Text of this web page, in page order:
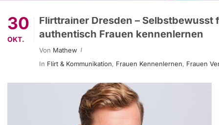
30
OKT.
Flirttrainer Dresden – Selbstbewusst
authentisch Frauen kennenlernen
Von Mathew
In Flirt & Kommunikation, Frauen Kennenlernen, Frauen